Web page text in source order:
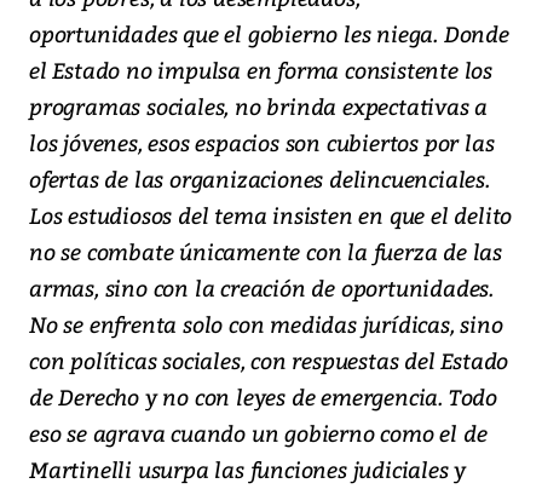
oportunidades que el gobierno les niega. Donde
el Estado no impulsa en forma consistente los
programas sociales, no brinda expectativas a
los jóvenes, esos espacios son cubiertos por las
ofertas de las organizaciones delincuenciales.
Los estudiosos del tema insisten en que el delito
no se combate únicamente con la fuerza de las
armas, sino con la creación de oportunidades.
No se enfrenta solo con medidas jurídicas, sino
con políticas sociales, con respuestas del Estado
de Derecho y no con leyes de emergencia. Todo
eso se agrava cuando un gobierno como el de
Martinelli usurpa las funciones judiciales y